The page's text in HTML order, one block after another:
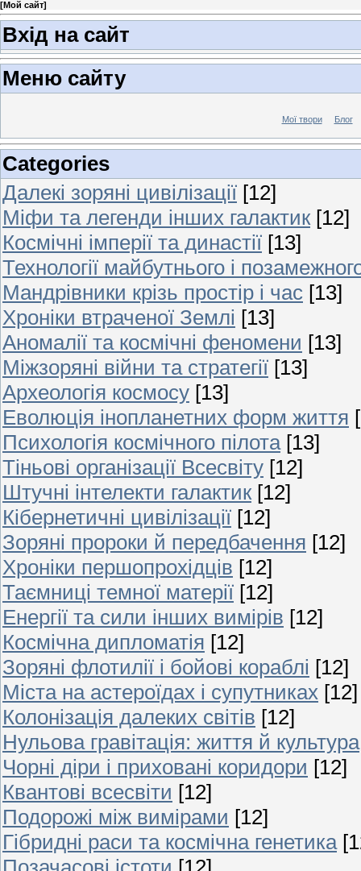
[Мой сайт]
Вхід на сайт
Меню сайту
Мої твори Блог
Categories
Далекі зоряні цивілізації [12]
Міфи та легенди інших галактик [12]
Космічні імперії та династії [13]
Технології майбутнього і
Мандрівники крізь простір і час [13]
Хроніки втраченої Землі [13]
Аномалії та космічні феномени [13]
Міжзоряні війни та стратегії [13]
Археологія космосу [13]
Еволюція інопланетних форм життя
Психологія космічного пілота [13]
Тіньові організації Всесвіту [12]
Штучні інтелекти галактик [12]
Кібернетичні цивілізації [12]
Зоряні пророки й передбачення [12]
Хроніки першопрохідців [12]
Таємниці темної матерії [12]
Енергії та сили інших вимірів [12]
Космічна дипломатія [12]
Зоряні флотилії і бойові кораблі [12]
Міста на астероїдах і супутниках [12]
Колонізація далеких світів [12]
Нульова гравітація: життя й культура
Чорні діри і приховані коридори [12]
Квантові всесвіти [12]
Подорожі між вимірами [12]
Гібридні раси та космічна генетика